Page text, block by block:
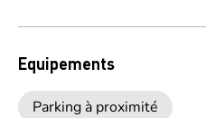
Equipements
Parking à proximité